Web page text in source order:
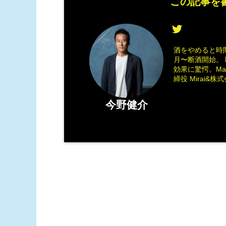
今野健介
酒をやめると時
月〜断酒開始
効果に驚愕。
締役 Mirai&株